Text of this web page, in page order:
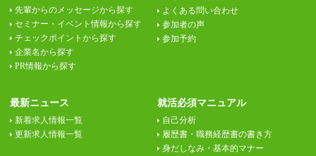
先輩からのメッセージから探す
セミナー・イベント情報から探す
チェックポイントから探す
企業名から探す
PR情報から探す
よくある問い合わせ
参加者の声
参加予約
最新ニュース
新着求人情報一覧
更新求人情報一覧
就活必須マニュアル
自己分析
履歴書・職務経歴書の書き方
身だしなみ・基本的マナー